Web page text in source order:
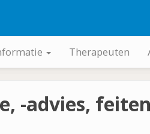
Therapeuten
-advies,